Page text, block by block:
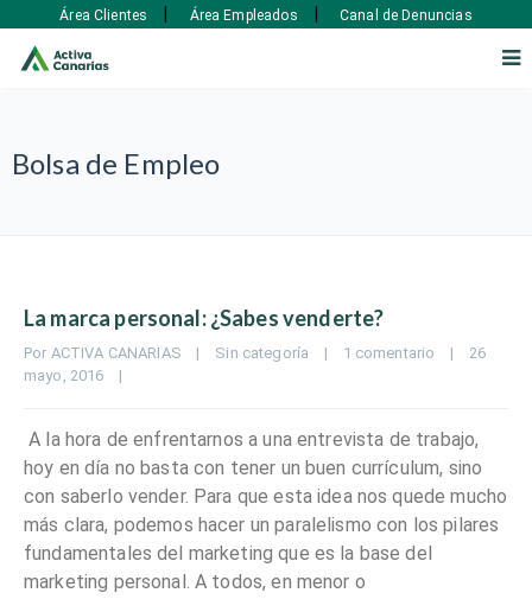
Bolsa de Empleo
La marca personal: ¿Sabes venderte?
Por ACTIVA CANARIAS | Sin categoría | 1 comentario |
26
mayo, 2016 |
A la hora de enfrentarnos a una entrevista de trabajo,
hoy en día no basta con tener un buen currículum, sino
con saberlo vender. Para que esta idea nos quede mucho
más clara, podemos hacer un paralelismo con los pilares
fundamentales del marketing que es la base del
marketing personal. A todos, en menor o
Área Clientes | Área Empleados | Canal de Denuncias